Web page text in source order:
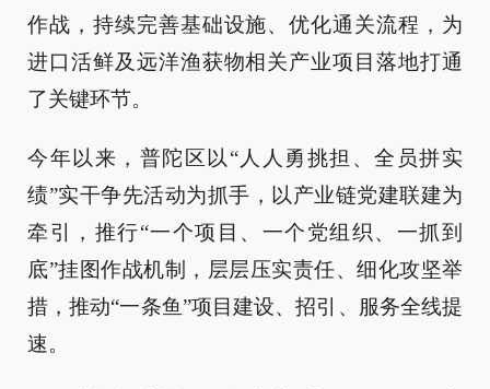
作战，持续完善基础设施、优化通关流程，为
进口活鲜及远洋渔获物相关产业项目落地打通
了关键环节。
今年以来，普陀区以“人人勇挑担、全员拼实
绩”实干争先活动为抓手，以产业链党建联建为
牵引，推行“一个项目、一个党组织、一抓到
底”挂图作战机制，层层压实责任、细化攻坚举
措，推动“一条鱼”项目建设、招引、服务全线提
速。